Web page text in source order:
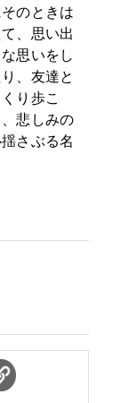
のときは
、思い出
思いをし
、友達と
り歩こ
悲しみの
さぶる名